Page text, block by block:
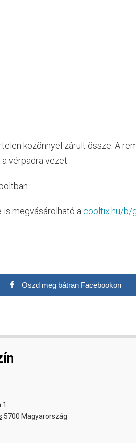
közönnyel zárult össze. A
vérpadra vezet.
megvásárolható a cooltix.hu/b/
Oszd meg bátran Facebookon
5700 Magyarország